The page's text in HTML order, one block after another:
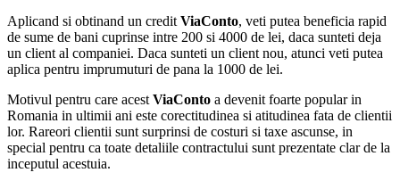
Aplicand si obtinand un credit ViaConto, veti putea beneficia rapid
de sume de bani cuprinse intre 200 si 4000 de lei, daca sunteti deja
un client al companiei. Daca sunteti un client nou, atunci veti putea
aplica pentru imprumuturi de pana la 1000 de lei.
Motivul pentru care acest ViaConto a devenit foarte popular in
Romania in ultimii ani este corectitudinea si atitudinea fata de clientii
lor. Rareori clientii sunt surprinsi de costuri si taxe ascunse, in
special pentru ca toate detaliile contractului sunt prezentate clar de la
inceputul acestuia.